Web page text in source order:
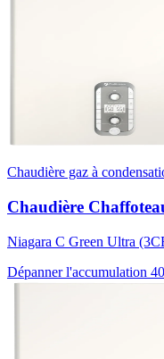
Chaudière gaz à
Chaudière
Niagara C Green Ultra
Dépanner l'accumulation